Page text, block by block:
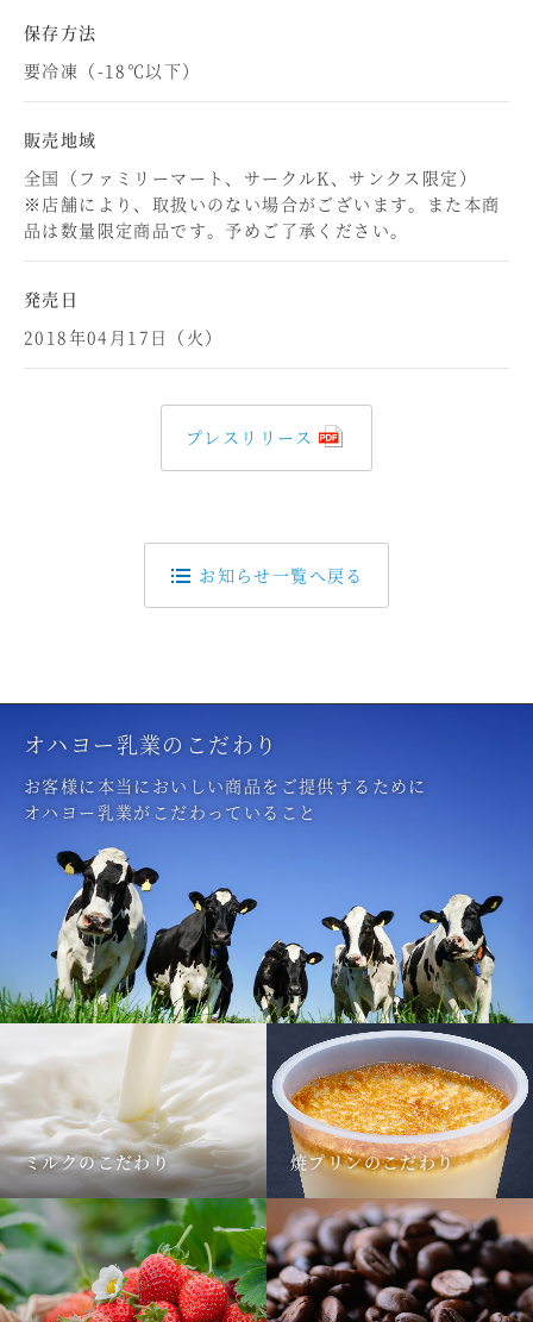
保存方法
要冷凍（-18℃以下）
販売地域
全国（ファミリーマート、サークルK、サンクス限定）
※店舗により、取扱いのない場合がございます。また本商
品は数量限定商品です。予めご了承ください。
発売日
2018年04月17日（火）
プレスリリース
お知らせ一覧へ戻る
オハヨー乳業のこだわり
お客様に本当においしい商品をご提供するために
オハヨー乳業がこだわっていること
ミルクのこだわり 焼プリンのこだわり